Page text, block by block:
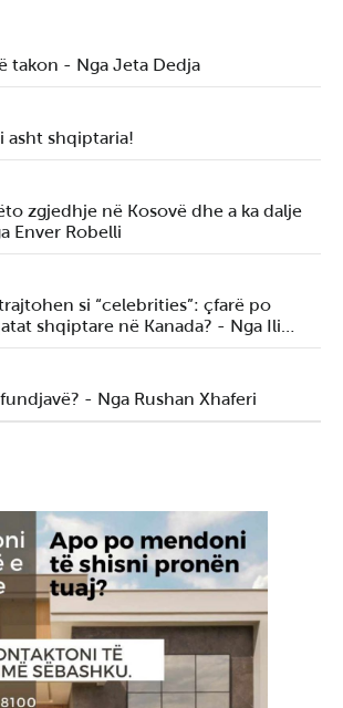
takon - Nga Jeta Dedja
asht shqiptaria!
zgjedhje në Kosovë dhe a ka dalje
Enver Robelli
si “celebrities”: çfarë po
shqiptare në Kanada? - Nga Ili…
- Nga Rushan Xhaferi